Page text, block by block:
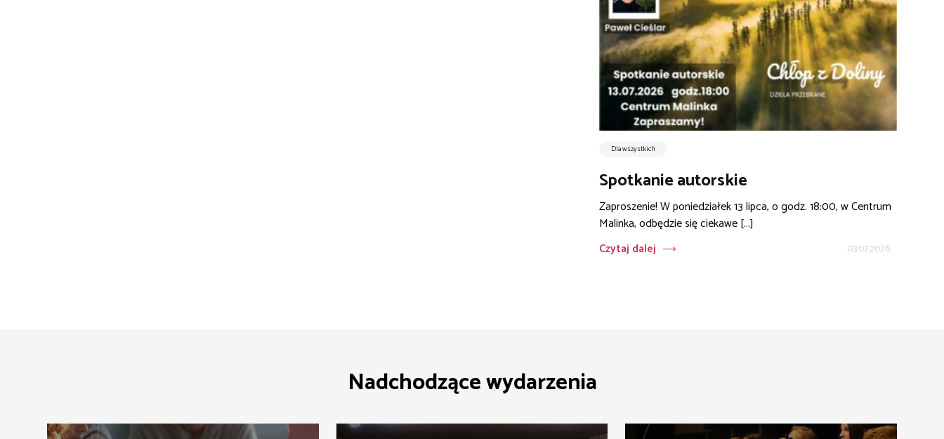
Dla wszystkich
Spotkanie autorskie
Zaproszenie! W poniedziałek 13 lipca, o godz. 18:00, w Centrum
Malinka, odbędzie się ciekawe [...]
Czytaj dalej
03.07.2026
Nadchodzące wydarzenia